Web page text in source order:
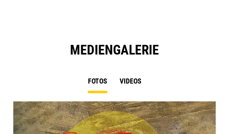
MEDIENGALERIE
FOTOS VIDEOS